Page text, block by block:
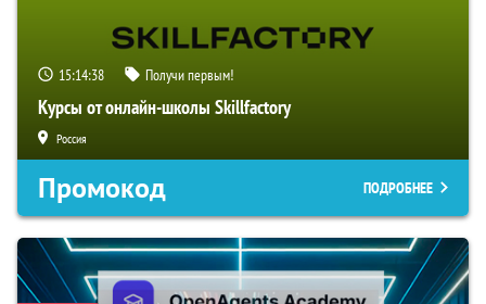
15:14:37 Получи первым!
Курсы от онлайн-школы Skillfactory
Россия
Промокод ПОДРОБНЕЕ